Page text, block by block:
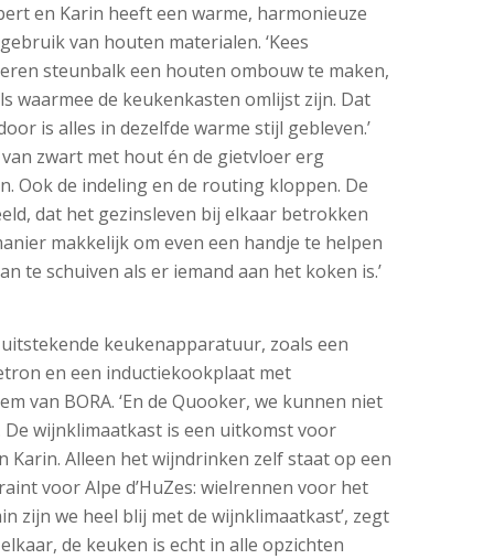
en Karin heeft een warme, harmonieuze
van houten materialen. ‘Kees
steunbalk een houten ombouw te maken,
waarmee de keukenkasten omlijst zijn. Dat
is alles in dezelfde warme stijl gebleven.’
zwart met hout én de gietvloer erg
Ook de indeling en de routing kloppen. De
dat het gezinsleven bij elkaar betrokken
makkelijk om even een handje te helpen
te schuiven als er iemand aan het koken is.’
keukenapparatuur, zoals een
en een inductiekookplaat met
van BORA. ‘En de Quooker, we kunnen niet
De wijnklimaatkast is een uitkomst voor
Karin. Alleen het wijndrinken zelf staat op een
voor Alpe d’HuZes: wielrennen voor het
zijn we heel blij met de wijnklimaatkast’, zegt
de keuken is echt in alle opzichten